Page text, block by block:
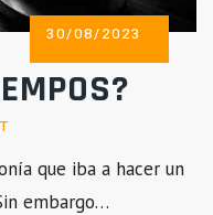
POSTED
30/08/2023
que iba a hacer un
embargo…